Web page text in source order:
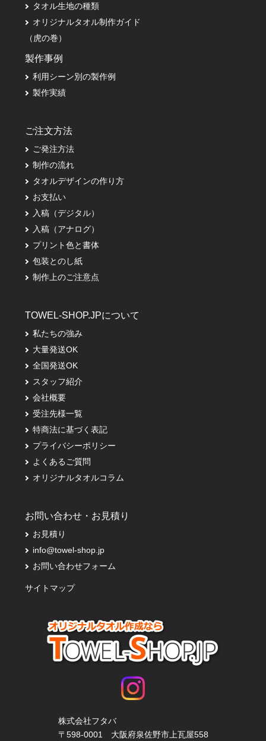
タオル生地の種類
オリジナルタオル制作ガイド
（虎の巻）
製作事例
利用シーン別の製作例
製作実績
ご注文方法
ご発注方法
制作の流れ
タオルデザインの作り方
お支払い
入稿（デジタル）
入稿（アナログ）
プリント色と書体
包装とのし紙
制作上のご注意点
TOWEL-SHOP.JPについて
私たちの強み
大量発送OK
全国発送OK
スタッフ紹介
会社概要
受注先様一覧
特商法に基づく表記
プライバシーポリシー
よくあるご質問
オリジナルタオルコラム
お問い合わせ・お見積り
お見積り
info@towel-shop.jp
お問い合わせフォーム
サイトマップ
株式会社フタバ
〒598-0001 大阪府泉佐野市上瓦屋558